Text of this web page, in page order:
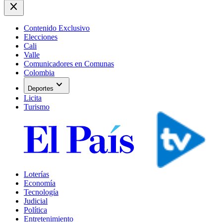
close
Contenido Exclusivo
Elecciones
Cali
Valle
Comunicadores en Comunas
Colombia
Deportes expand_more
Licita
Turismo
Loterías
Economía
Tecnología
Judicial
Política
Entretenimiento